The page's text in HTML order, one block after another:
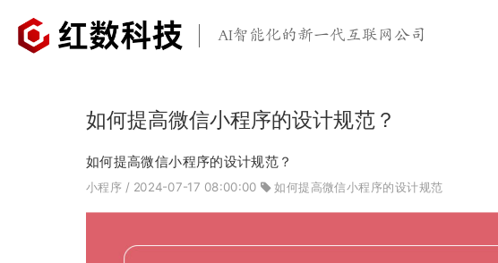
AI智能化的新一代互联网公司
如何提高微信小程序的设计规范？
如何提高微信小程序的设计规范？
小程序 / 2024-07-17 08:00:00 如何提高微信小程序的设计规范